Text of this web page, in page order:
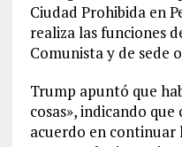
Ciudad Prohibida en
realiza las funciones
Comunista y de sede
Trump apuntó que
cosas», indicando
acuerdo en continuar